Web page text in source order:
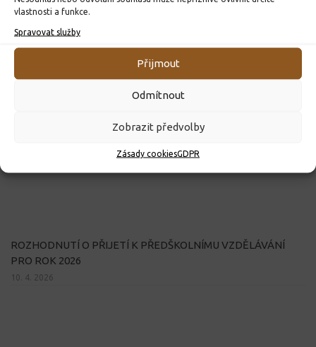
vlastnosti a funkce.
Spravovat služby
Přijmout
Odmítnout
Zobrazit předvolby
Zásady cookiesGDPR
ROZHODNUTÍ O PŘIJETÍ K PŘEDŠKOLNÍMU VZDĚLÁVÁNÍ
PRO ROK 2026
10. 4. 2026